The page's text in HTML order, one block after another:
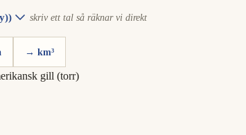
skriv ett tal så räknar vi direkt
→ km³
gill (torr)